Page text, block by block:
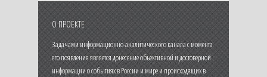
О ПРОЕКТЕ
Задачами информационно-аналитического канала с момента
его появления является донесение объективной и достоверной
информации о событиях в России и мире и происходящих в